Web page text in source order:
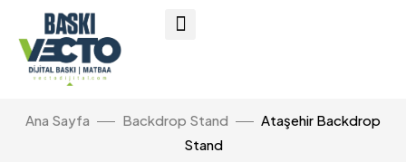
Ana Sayfa Backdrop Stand
Ataşehir Backdrop
Stand